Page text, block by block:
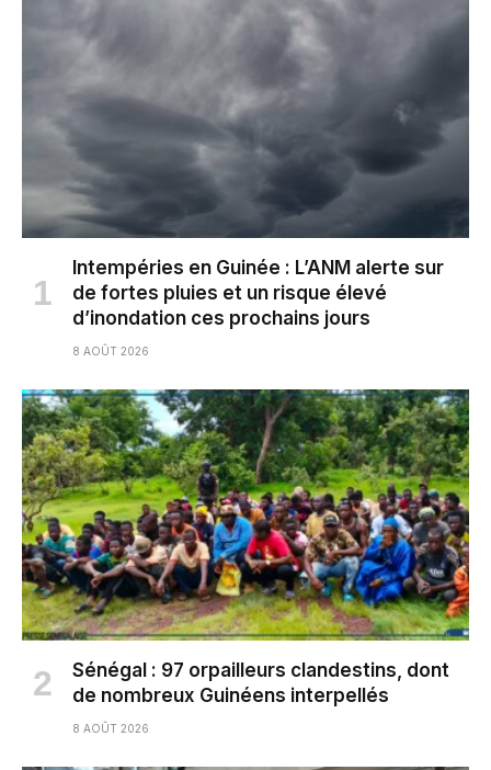
Intempéries en Guinée : L’ANM alerte sur
de fortes pluies et un risque élevé
d’inondation ces prochains jours
8 AOÛT 2026
Sénégal : 97 orpailleurs clandestins, dont
de nombreux Guinéens interpellés
8 AOÛT 2026